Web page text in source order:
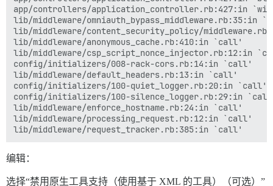
app/controllers/application_controller.rb:427:in
lib/middleware/omniauth_bypass_middleware.rb:35:in
lib/middleware/content_security_policy/
lib/middleware/anonymous_cache.rb:410:in `call'
lib/middleware/csp_script_nonce_injector.rb:12:in
config/initializers/008-rack-cors.rb:14:in `call'
lib/middleware/default_headers.rb:13:in `call'
config/initializers/100-quiet_logger.rb:20:in `call'
config/initializers/100-silence_logger.rb:29:in
lib/middleware/enforce_hostname.rb:24:in `call'
lib/middleware/processing_request.rb:12:in `call'
编辑：
选择“禁用原生工具支持（使用基于 XML 的工具）（可选）”